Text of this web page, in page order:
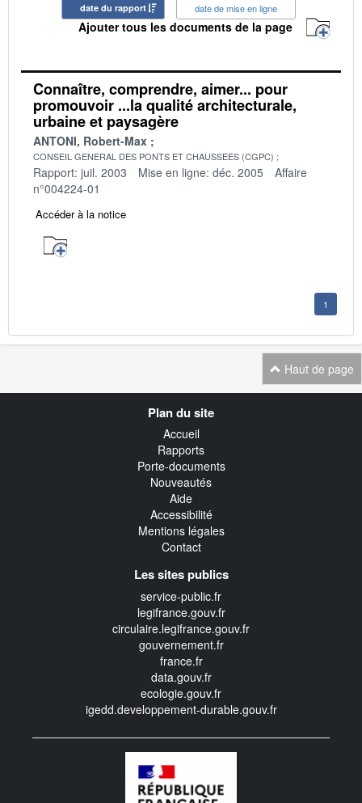
date du rapport date de mise en ligne
Ajouter tous les documents de la page
Connaître, comprendre, aimer... pour
promouvoir ...la qualité architecturale,
urbaine et paysagère
ANTONI, Robert-Max
CONSEIL GENERAL DES PONTS ET CHAUSSEES (CGPC)
Rapport: juil. 2003 Mise en ligne: déc. 2005
Affaire
n°004224-01
Accéder à la notice
1
Haut de page
Plan du site
Accueil
Rapports
Porte-documents
Nouveautés
Aide
Accessibilité
Mentions légales
Contact
Les sites publics
service-public.fr
legifrance.gouv.fr
circulaire.legifrance.gouv.fr
gouvernement.fr
france.fr
data.gouv.fr
ecologie.gouv.fr
igedd.developpement-durable.gouv.fr